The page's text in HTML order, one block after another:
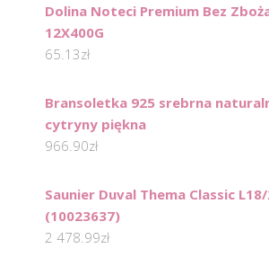
Dolina Noteci Premium Bez
12X400G
65.13zł
Bransoletka 925 srebrna
cytryny piękna
966.90zł
Saunier Duval Thema Classic
(10023637)
2 478.99zł